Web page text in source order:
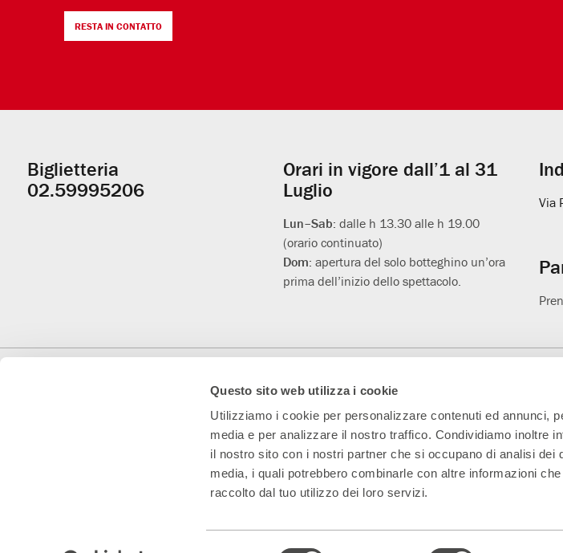
Questo sito web utilizza i cookie
Utilizziamo i cookie per personalizzare contenuti ed annunci,
media e per analizzare il nostro traffico. Condividiamo inoltre
il nostro sito con i nostri partner che si occupano di analisi dei
media, i quali potrebbero combinarle con altre informazioni
raccolto dal tuo utilizzo dei loro servizi.
RESTA IN CONTATTO
Informazioni
utili
Biglietteria
02.59995206
Orari in vigore dall’1 al 31
Luglio
Lun–Sab: dalle h 13.30 alle h 19.00
(orario continuato)
Dom: apertura del solo botteghino un’ora
prima dell’inizio dello spettacolo.
Via
Con il sostegno di Teatro Convenzionato Main Partner